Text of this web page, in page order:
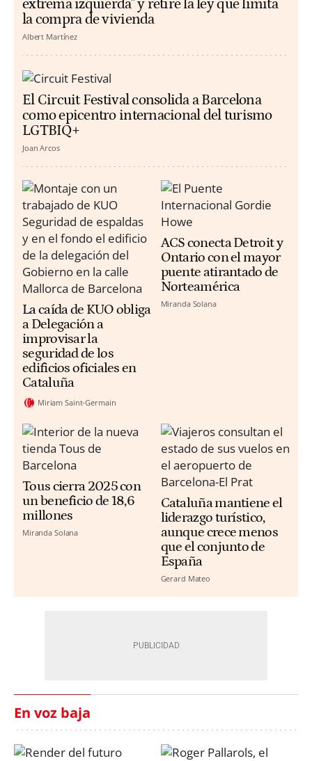
extrema izquierda" y retire la ley que limita
la compra de vivienda
Albert Martínez
El Circuit Festival consolida a Barcelona
como epicentro internacional del turismo
LGTBIQ+
Joan Arcos
La caída de KUO obliga
a Delegación a
improvisar la
seguridad de los
edificios oficiales en
Cataluña
Miriam Saint-Germain
ACS conecta Detroit y
Ontario con el mayor
puente atirantado de
Norteamérica
Miranda Solana
Tous cierra 2025 con
un beneficio de 18,6
millones
Miranda Solana
Cataluña mantiene el
liderazgo turístico,
aunque crece menos
que el conjunto de
España
Gerard Mateo
En voz baja